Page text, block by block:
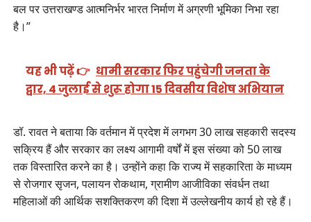
बल पर उत्तराखण्ड आत्मनिर्भर भारत निर्माण में अग्रणी भूमिका निभा रहा
है।”
यह भी पढ़ें 👉 धामी सरकार फिर पहुंचेगी जनता के
द्वार, 4 जुलाई से शुरू होगा 15 दिवसीय विशेष अभियान
डॉ. रावत ने बताया कि वर्तमान में प्रदेश में लगभग 30 लाख सहकारी सदस्य
सक्रिय हैं और सरकार का लक्ष्य आगामी वर्षों में इस संख्या को 50 लाख
तक विस्तारित करने का है। उन्होंने कहा कि राज्य में सहकारिता के माध्यम
से रोजगार सृजन, पलायन रोकथाम, ग्रामीण आजीविका संवर्धन तथा
महिलाओं की आर्थिक सशक्तिकरण की दिशा में उल्लेखनीय कार्य हो रहे हैं।